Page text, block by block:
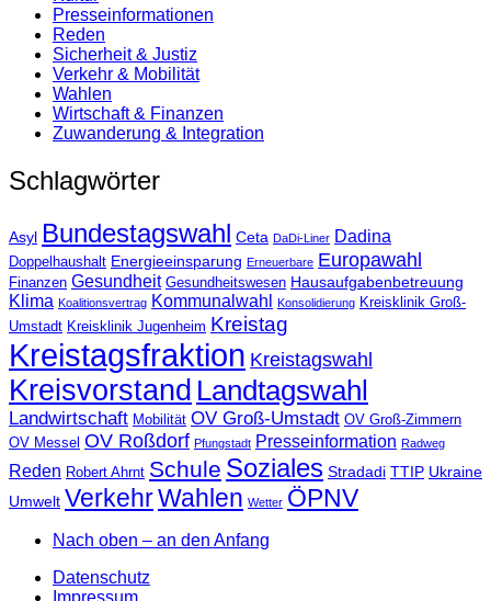
Presse­informationen
Reden
Sicherheit & Justiz
Verkehr & Mobilität
Wahlen
Wirtschaft & Finanzen
Zuwanderung & Integration
Schlagwörter
Asyl Bundestagswahl Ceta DaDi-Liner Dadina
Doppelhaushalt Energieeinsparung Erneuerbare Europawahl
Finanzen Gesundheit Gesundheitswesen Hausaufgabenbetreuung
Klima Koalitionsvertrag Kommunalwahl Konsolidierung Kreisklinik Groß-
Umstadt Kreisklinik Jugenheim Kreistag
Kreistagsfraktion Kreistagswahl
Kreisvorstand Landtagswahl
Landwirtschaft Mobilität OV Groß-Umstadt OV Groß-Zimmern
OV Messel OV Roßdorf Pfungstadt Presseinformation Radweg
Reden Robert Ahrnt Schule Soziales Stradadi TTIP Ukraine
Umwelt VerkehrWahlen Wetter ÖPNV
Nach oben – an den Anfang
Datenschutz